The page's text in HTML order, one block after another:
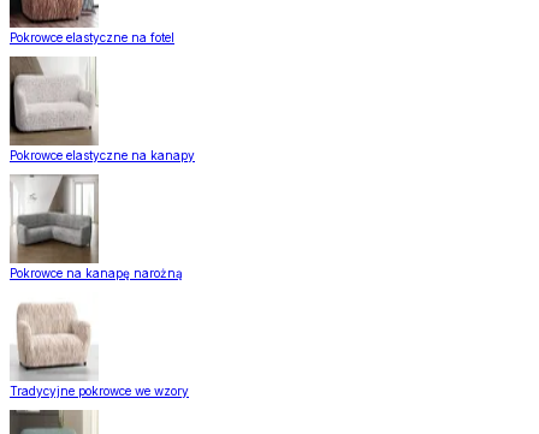
Pokrowce elastyczne na fotel
Pokrowce elastyczne na kanapy
Pokrowce na kanapę narożną
Tradycyjne pokrowce we wzory